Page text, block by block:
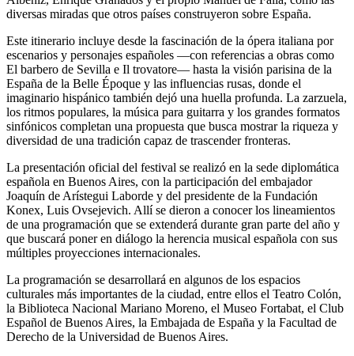
diversas miradas que otros países construyeron sobre España.
Este itinerario incluye desde la fascinación de la ópera italiana por
escenarios y personajes españoles —con referencias a obras como
El barbero de Sevilla e Il trovatore— hasta la visión parisina de la
España de la Belle Époque y las influencias rusas, donde el
imaginario hispánico también dejó una huella profunda. La zarzuela,
los ritmos populares, la música para guitarra y los grandes formatos
sinfónicos completan una propuesta que busca mostrar la riqueza y
diversidad de una tradición capaz de trascender fronteras.
La presentación oficial del festival se realizó en la sede diplomática
española en Buenos Aires, con la participación del embajador
Joaquín de Arístegui Laborde y del presidente de la Fundación
Konex, Luis Ovsejevich. Allí se dieron a conocer los lineamientos
de una programación que se extenderá durante gran parte del año y
que buscará poner en diálogo la herencia musical española con sus
múltiples proyecciones internacionales.
La programación se desarrollará en algunos de los espacios
culturales más importantes de la ciudad, entre ellos el Teatro Colón,
la Biblioteca Nacional Mariano Moreno, el Museo Fortabat, el Club
Español de Buenos Aires, la Embajada de España y la Facultad de
Derecho de la Universidad de Buenos Aires.